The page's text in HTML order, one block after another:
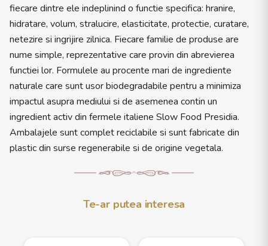
fiecare dintre ele indeplinind o functie specifica: hranire,
hidratare, volum, stralucire, elasticitate, protectie, curatare,
netezire si ingrijire zilnica. Fiecare familie de produse are
nume simple, reprezentative care provin din abrevierea
functiei lor. Formulele au procente mari de ingrediente
naturale care sunt usor biodegradabile pentru a minimiza
impactul asupra mediului si de asemenea contin un
ingredient activ din fermele italiene Slow Food Presidia.
Ambalajele sunt complet reciclabile si sunt fabricate din
plastic din surse regenerabile si de origine vegetala.
Te-ar putea interesa